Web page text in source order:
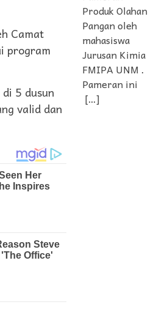
Camat
program
5 dusun
valid dan
Produk Olahan
Pangan oleh
mahasiswa
Jurusan Kimia
FMIPA UNM .
Pameran ini
[…]